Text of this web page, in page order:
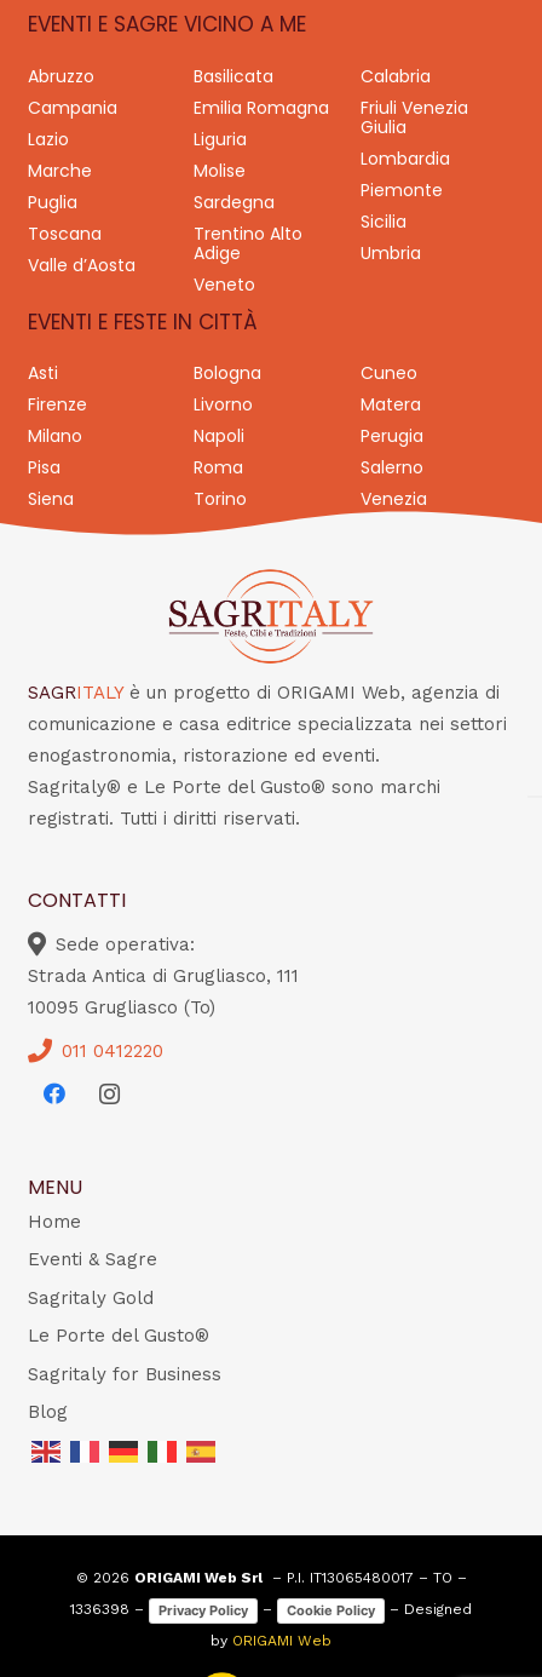
EVENTI E SAGRE VICINO A ME
Abruzzo Basilicata
Calabria
Campania
Emilia Romagna
Friuli Venezia
Giulia
Lazio
Liguria
Lombardia
Marche
Molise
Piemonte
Puglia
Sardegna
Sicilia
Toscana
Trentino Alto
Adige
Umbria
Valle d’Aosta
Veneto
EVENTI E FESTE IN CITTÀ
Asti Bologna
Cuneo
Firenze
Livorno
Matera
Milano
Napoli
Perugia
Pisa
Roma
Salerno
Siena
Torino Venezia
SAGRITALY è un progetto di ORIGAMI Web, agenzia di
comunicazione e casa editrice specializzata nei settori
enogastronomia, ristorazione ed eventi.
Sagritaly® e Le Porte del Gusto® sono marchi
registrati. Tutti i diritti riservati.
CONTATTI
Sede operativa:
Strada Antica di Grugliasco, 111
10095 Grugliasco (To)
011 0412220
MENU
Home
Eventi & Sagre
Sagritaly Gold
Le Porte del Gusto®
Sagritaly for Business
Blog
© 2026 ORIGAMI Web Srl– P.I. IT13065480017 – TO –
1336398 –
Privacy Policy – Cookie Policy
– Designed
by ORIGAMI Web